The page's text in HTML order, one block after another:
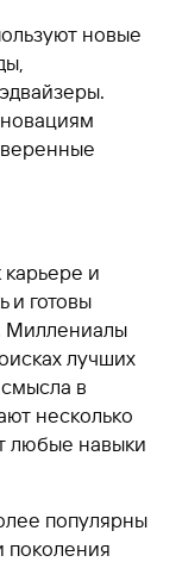
новые
и
и готовы
Миллениалы
лучших
в
несколько
любые навыки
популярны
поколения